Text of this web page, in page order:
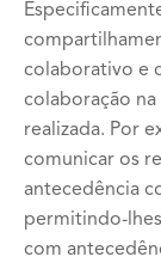
colaborativo e
colaboração
realizada. Por
comunicar os
antecedência
permitindo-
com